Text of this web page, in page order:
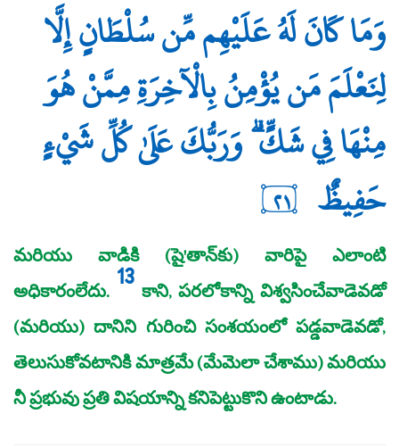
وَمَا كَانَ لَهُ عَلَيْهِم مِّن سُلْطَانٍ إِلَّا
لِنَعْلَمَ مَن يُؤْمِنُ بِالْآخِرَةِ مِمَّنْ هُوَ
مِنْهَا فِي شَكٍّ ۗ وَرَبُّكَ عَلَىٰ كُلِّ شَيْءٍ
حَفِيظٌ ٢١
మరియు వాడికి (షై'తాన్‌కు) వారిపై ఎలాంటి
అధికారంలేదు. 13కాని, పరలోకాన్ని విశ్వసించేవాడెవడో
(మరియు) దానిని గురించి సంశయంలో పడ్డవాడెవడో,
తెలుసుకోవటానికి మాత్రమే (మేమెలా చేశాము) మరియు
నీ ప్రభువు ప్రతి విషయాన్ని కనిపెట్టుకొని ఉంటాడు.